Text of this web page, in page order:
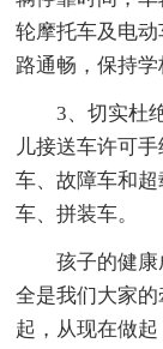
轮摩托车及电
路通畅，保持学
3、切实杜
儿接送车许可
车、故障车和
车、拼装车。
孩子的健
全是我们大家
起，从现在做